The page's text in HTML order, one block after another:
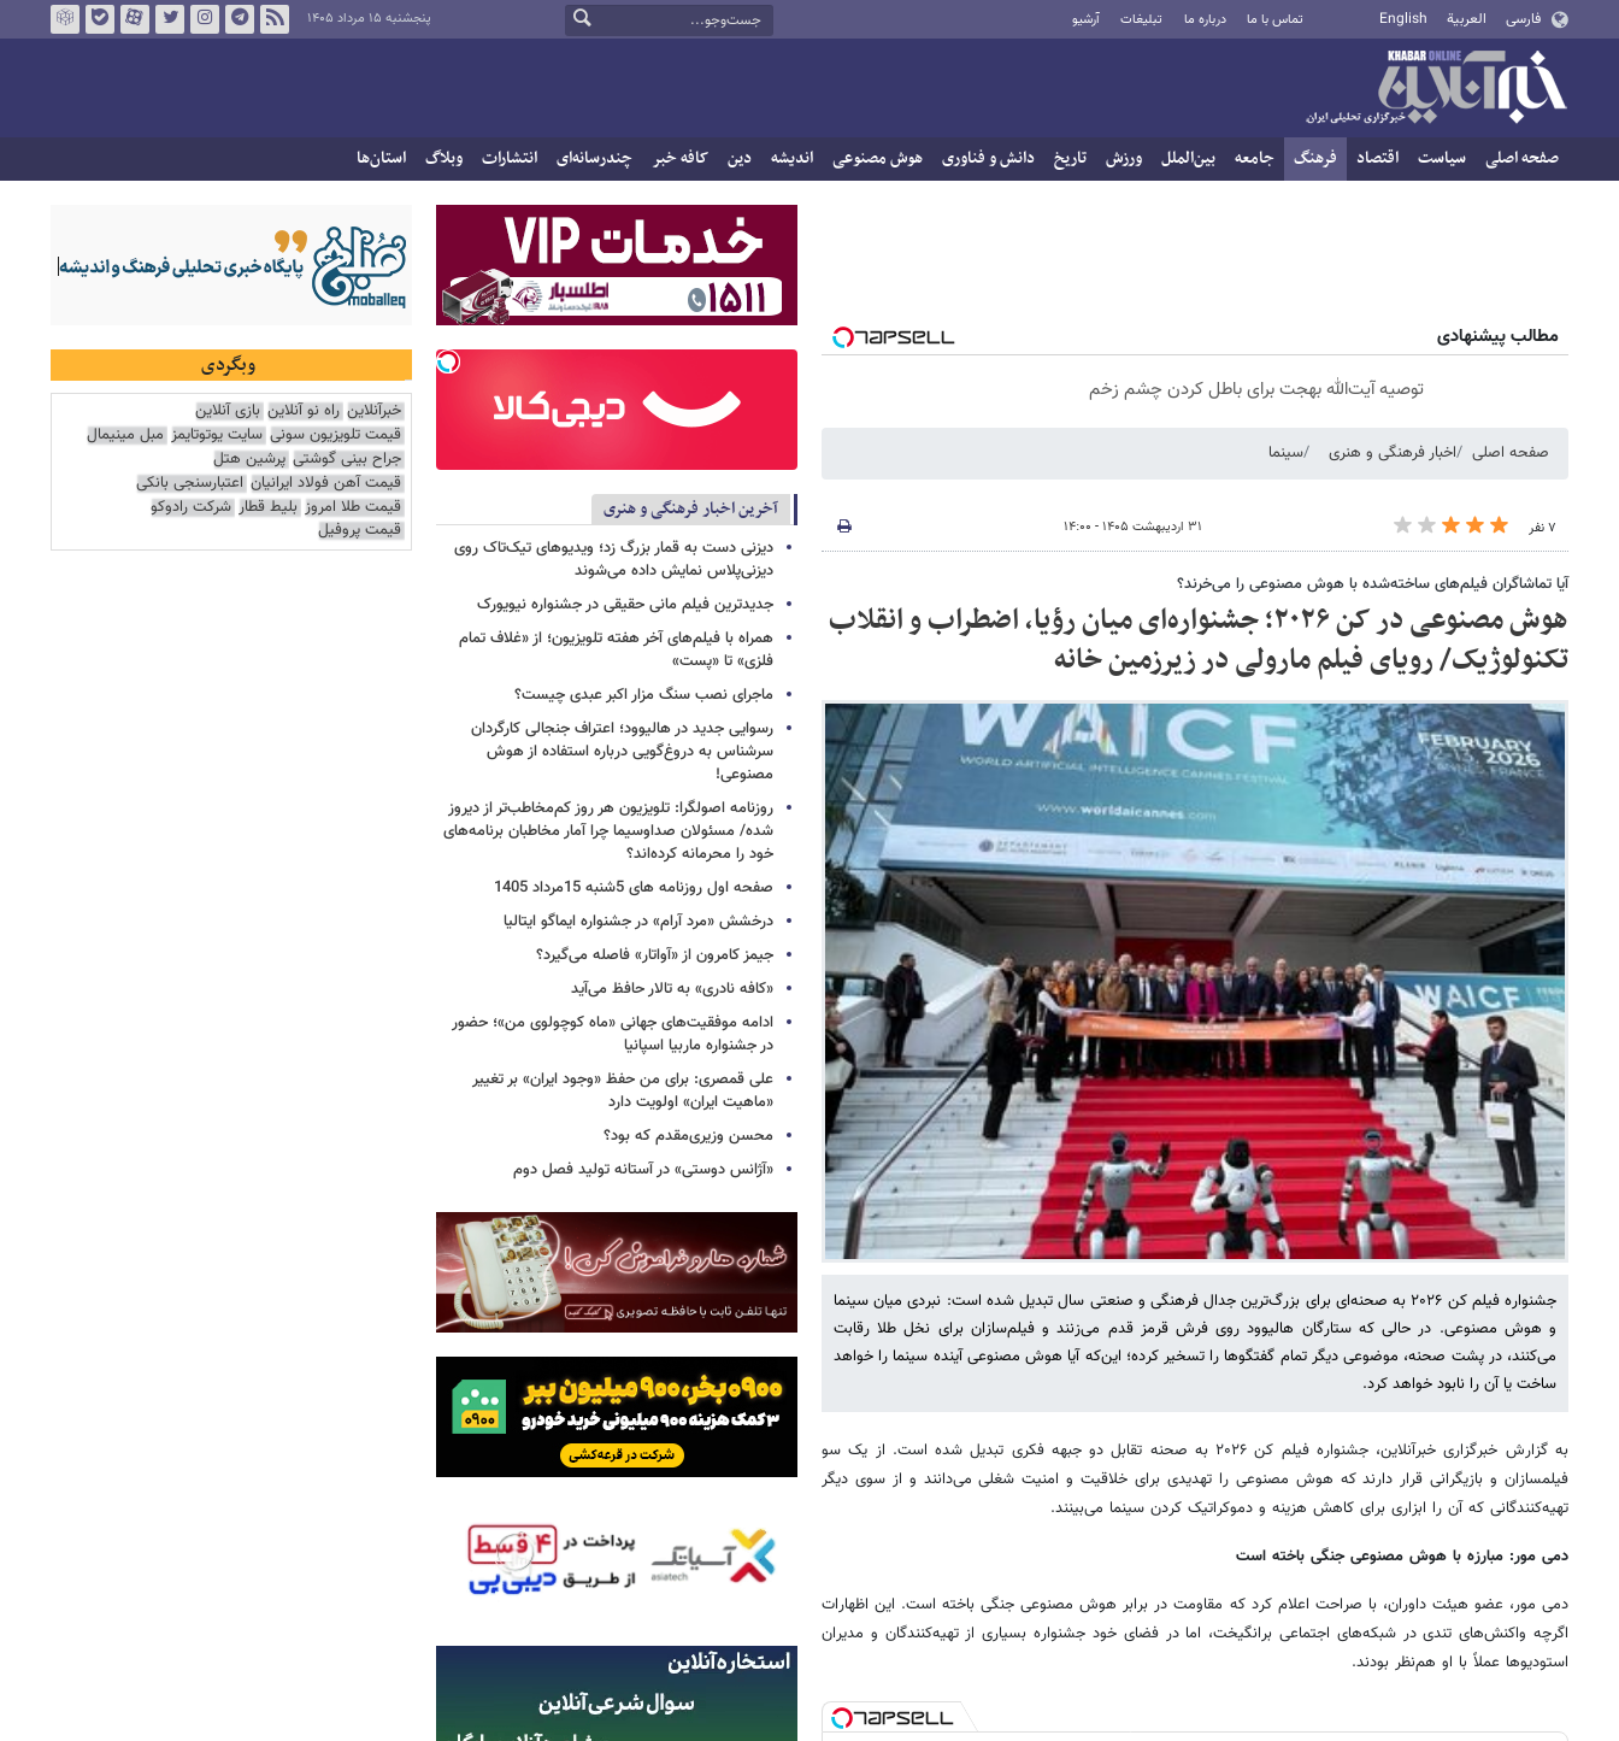
فارسی العربية English تماس با ما درباره ما تبلیغات آرشیو پنجشنبه ۱۵ مرداد ۱۴۰۵
صفحه اصلی سیاست اقتصاد فرهنگ جامعه بین‌الملل ورزش تاریخ دانش و فناوری هوش مصنوعی اندیشه دین کافه خبر چندرسانه‌ای انتشارات وبلاگ استان‌ها
مطالب پیشنهادی
توصیه آیت‌الله بهجت برای باطل کردن چشم زخم
صفحه اصلی اخبار فرهنگی و هنری سینما
۷ نفر ۳۱ اردیبهشت ۱۴۰۵ - ۱۴:۰۰
آیا تماشاگران فیلم‌های ساخته‌شده با هوش مصنوعی را می‌خرند؟
هوش مصنوعی در کن ۲۰۲۶؛ جشنواره‌ای میان رؤیا، اضطراب و انقلاب
تکنولوژیک/ رویای فیلم مارولی در زیرزمین خانه
جشنواره فیلم کن ۲۰۲۶ به صحنه‌ای برای بزرگ‌ترین جدال فرهنگی و صنعتی سال تبدیل شده است: نبردی میان سینما
و هوش مصنوعی. در حالی که ستارگان هالیوود روی فرش قرمز قدم می‌زنند و فیلم‌سازان برای نخل طلا رقابت
می‌کنند، در پشت صحنه، موضوعی دیگر تمام گفتگوها را تسخیر کرده؛ این‌که آیا هوش مصنوعی آینده سینما را خواهد
ساخت یا آن را نابود خواهد کرد.
به گزارش خبرگزاری خبرآنلاین، جشنواره فیلم کن ۲۰۲۶ به صحنه تقابل دو جبهه فکری تبدیل شده است. از یک سو
فیلمسازان و بازیگرانی قرار دارند که هوش مصنوعی را تهدیدی برای خلاقیت و امنیت شغلی می‌دانند و از سوی دیگر
تهیه‌کنندگانی که آن را ابزاری برای کاهش هزینه و دموکراتیک کردن سینما می‌بینند.
دمی مور: مبارزه با هوش مصنوعی جنگی باخته است
دمی مور، عضو هیئت داوران، با صراحت اعلام کرد که مقاومت در برابر هوش مصنوعی جنگی باخته است. این اظهارات
اگرچه واکنش‌های تندی در شبکه‌های اجتماعی برانگیخت، اما در فضای خود جشنواره بسیاری از تهیه‌کنندگان و مدیران
استودیوها عملاً با او هم‌نظر بودند.
آخرین اخبار فرهنگی و هنری
دیزنی دست به قمار بزرگ زد؛ ویدیوهای تیک‌تاک روی
دیزنی‌پلاس نمایش داده می‌شوند
جدیدترین فیلم مانی حقیقی در جشنواره نیویورک
همراه با فیلم‌های آخر هفته تلویزیون؛ از «غلاف تمام
فلزی» تا «پست»
ماجرای نصب سنگ مزار اکبر عبدی چیست؟
رسوایی جدید در هالیوود؛ اعتراف جنجالی کارگردان
سرشناس به دروغ‌گویی درباره استفاده از هوش
مصنوعی!
روزنامه اصولگرا: تلویزیون هر روز کم‌مخاطب‌تر از دیروز
شده/ مسئولان صداوسیما چرا آمار مخاطبان برنامه‌های
خود را محرمانه کرده‌اند؟
صفحه اول روزنامه های 5شنبه 15مرداد 1405
درخشش «مرد آرام» در جشنواره ایماگو ایتالیا
جیمز کامرون از «آواتار» فاصله می‌گیرد؟
«کافه نادری» به تالار حافظ می‌آید
ادامه موفقیت‌های جهانی «ماه کوچولوی من»؛ حضور
در جشنواره ماربیا اسپانیا
علی قمصری: برای من حفظ «وجود ایران» بر تغییر
«ماهیت ایران» اولویت دارد
محسن وزیری‌مقدم که بود؟
«آژانس دوستی» در آستانه تولید فصل دوم
وبگردی
خبرآنلاین راه نو آنلاین بازی آنلاین
قیمت تلویزیون سونی سایت یوتوتایمز مبل مینیمال
جراح بینی گوشتی پرشین هتل
قیمت آهن فولاد ایرانیان اعتبارسنجی بانکی
قیمت طلا امروز بلیط قطار شرکت رادوکو
قیمت پروفیل